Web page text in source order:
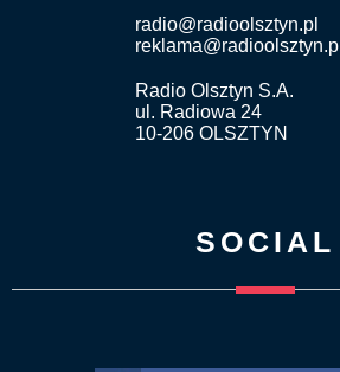
radio@radioolsztyn.pl
reklama@radioolsztyn.pl
Radio Olsztyn S.A.
ul. Radiowa 24
10-206 OLSZTYN
SOCIAL